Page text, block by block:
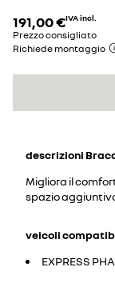
191,00 €IVA incl.
Prezzo consigliato
Richiede montaggio
descrizioni
Migliora il
spazio
veicoli
EXPRESS